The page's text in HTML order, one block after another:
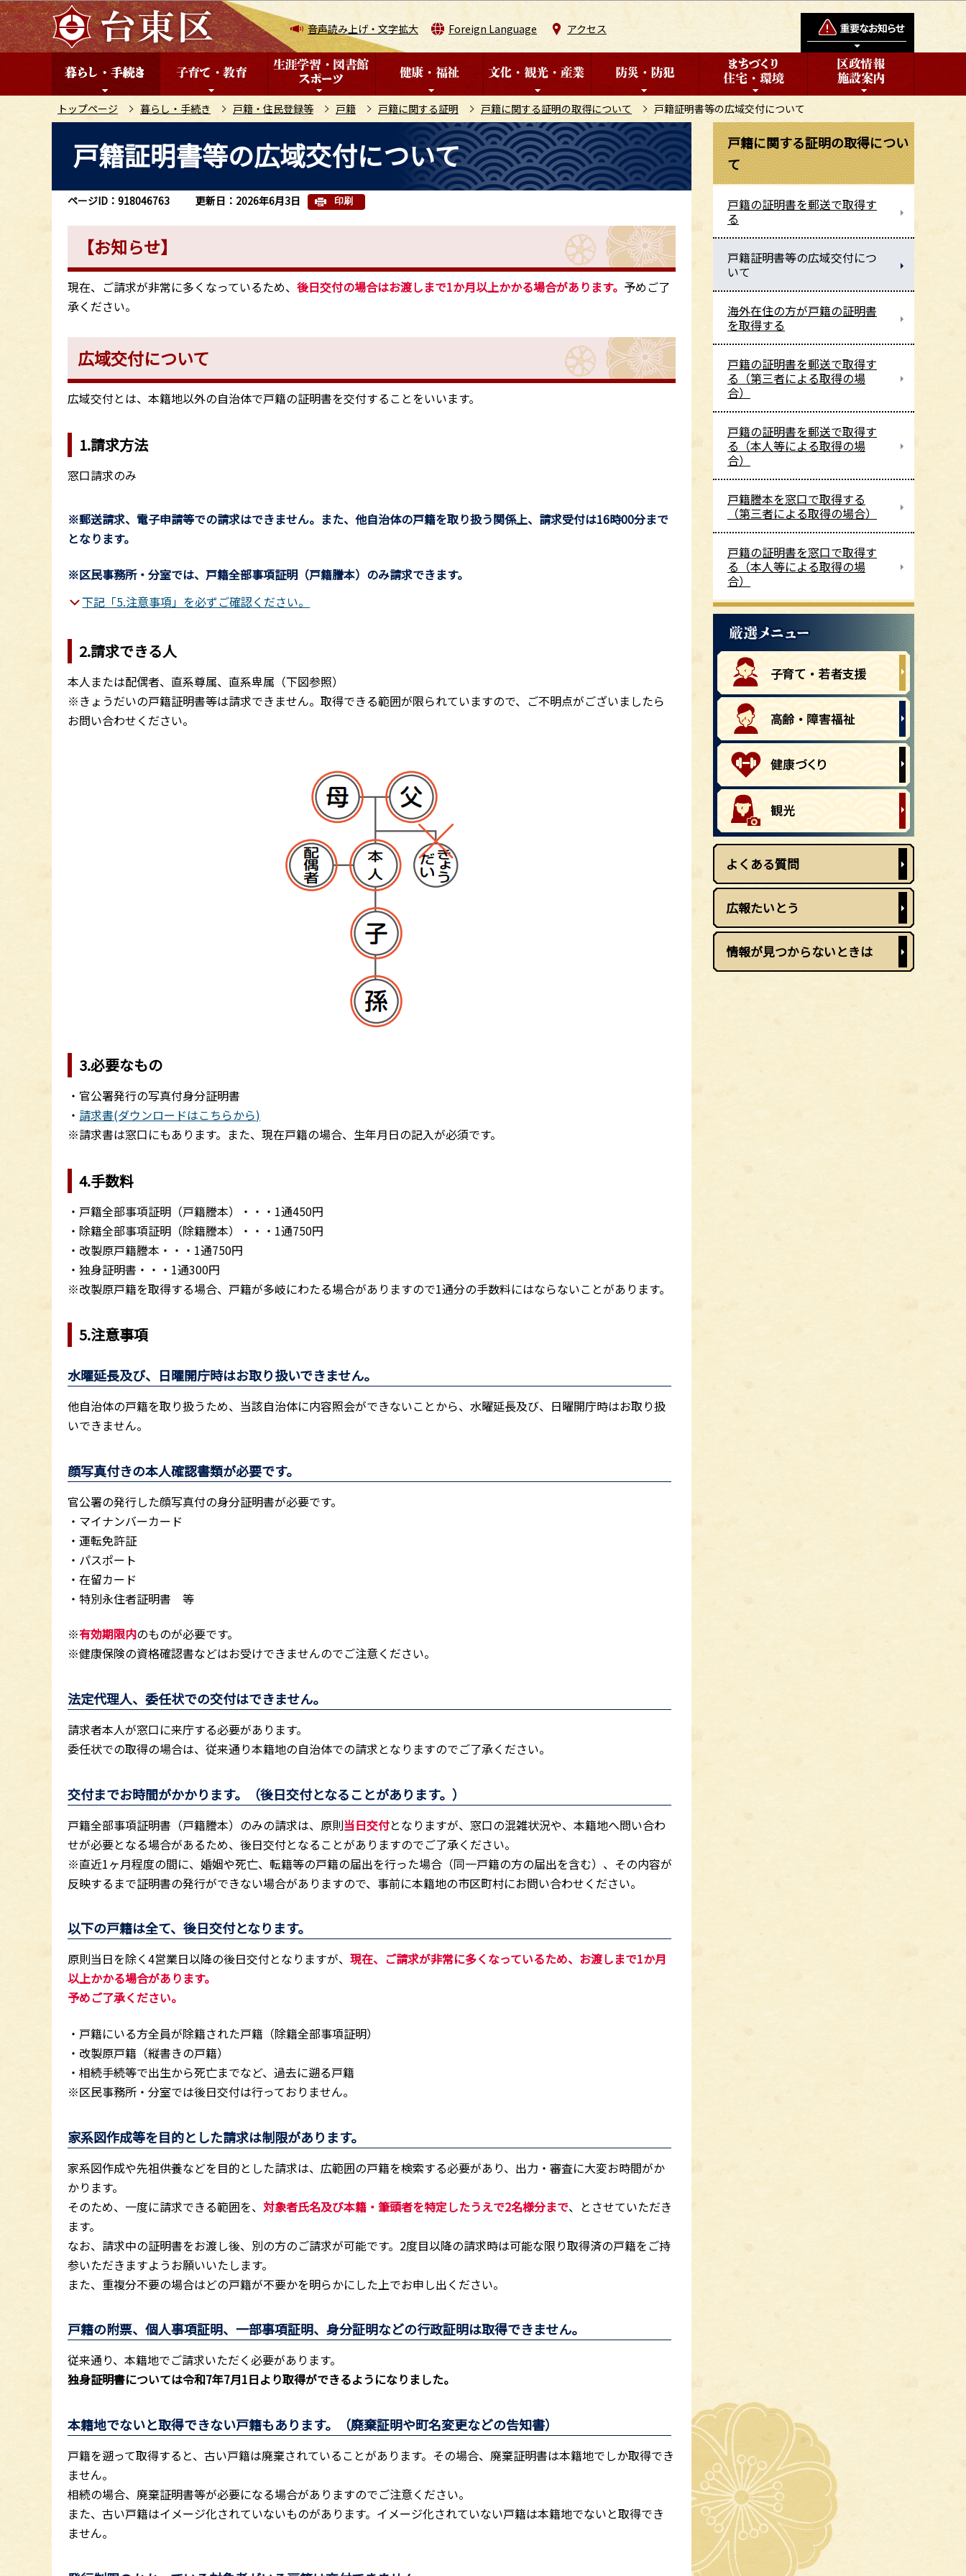
こ
の
ペ
音声読み上げ・文字拡大 Foreign Language アクセス
トップページ 暮らし・手続き 戸籍・住民登録等 戸籍 戸籍に関する証明 戸籍に関する証明の取得について 戸籍証明書等の広域交付について
こ
戸籍証明書等の広域交付について
ページID：918046763 更新日：2026年6月3日 印刷
【お知らせ】
現在、ご請求が非常に多くなっているため、後日交付の場合はお渡しまで1か月以上かかる場合があります。 予めご了
承ください。
広域交付について
広域交付とは、本籍地以外の自治体で戸籍の証明書を交付することをいいます。
1.請求方法
窓口請求のみ
※郵送請求、電子申請等での請求はできません。また、他自治体の戸籍を取り扱う関係上、請求受付は16時00分まで
となります。
※区民事務所・分室では、戸籍全部事項証明（戸籍謄本）のみ請求できます。
下記「5.注意事項」を必ずご確認ください。
2.請求できる人
本人または配偶者、直系尊属、直系卑属（下図参照）
※きょうだいの戸籍証明書等は請求できません。取得できる範囲が限られていますので、ご不明点がございましたら
お問い合わせください。
3.必要なもの
・官公署発行の写真付身分証明書
・ 請求書(ダウンロードはこちらから)
※請求書は窓口にもあります。また、現在戸籍の場合、生年月日の記入が必須です。
4.手数料
・戸籍全部事項証明（戸籍謄本）・・・1通450円
・除籍全部事項証明（除籍謄本）・・・1通750円
・改製原戸籍謄本・・・1通750円
・独身証明書・・・1通300円
※改製原戸籍を取得する場合、戸籍が多岐にわたる場合がありますので1通分の手数料にはならないことがあります。
5.注意事項
水曜延長及び、日曜開庁時はお取り扱いできません。
他自治体の戸籍を取り扱うため、当該自治体に内容照会ができないことから、水曜延長及び、日曜開庁時はお取り扱
いできません。
顔写真付きの本人確認書類が必要です。
官公署の発行した顔写真付の身分証明書が必要です。
・マイナンバーカード
・運転免許証
・パスポート
・在留カード
・特別永住者証明書 等
※有効期限内のものが必要です。
※健康保険の資格確認書などはお受けできませんのでご注意ください。
法定代理人、委任状での交付はできません。
請求者本人が窓口に来庁する必要があります。
委任状での取得の場合は、従来通り本籍地の自治体での請求となりますのでご了承ください。
交付までお時間がかかります。（後日交付となることがあります。）
戸籍全部事項証明書（戸籍謄本）のみの請求は、原則当日交付となりますが、窓口の混雑状況や、本籍地へ問い合わ
せが必要となる場合があるため、後日交付となることがありますのでご了承ください。
※直近1ヶ月程度の間に、婚姻や死亡、転籍等の戸籍の届出を行った場合（同一戸籍の方の届出を含む）、その内容が
反映するまで証明書の発行ができない場合がありますので、事前に本籍地の市区町村にお問い合わせください。
以下の戸籍は全て、後日交付となります。
原則当日を除く4営業日以降の後日交付となりますが、現在、ご請求が非常に多くなっているため、お渡しまで1か月
以上かかる場合があります。
予めご了承ください。
・戸籍にいる方全員が除籍された戸籍（除籍全部事項証明）
・改製原戸籍（縦書きの戸籍）
・相続手続等で出生から死亡までなど、過去に遡る戸籍
※区民事務所・分室では後日交付は行っておりません。
家系図作成等を目的とした請求は制限があります。
家系図作成や先祖供養などを目的とした請求は、広範囲の戸籍を検索する必要があり、出力・審査に大変お時間がか
かります。
そのため、一度に請求できる範囲を、対象者氏名及び本籍・筆頭者を特定したうえで2名様分まで、とさせていただき
ます。
なお、請求中の証明書をお渡し後、別の方のご請求が可能です。2度目以降の請求時は可能な限り取得済の戸籍をご持
参いただきますようお願いいたします。
また、重複分不要の場合はどの戸籍が不要かを明らかにした上でお申し出ください。
戸籍の附票、個人事項証明、一部事項証明、身分証明などの行政証明は取得できません。
従来通り、本籍地でご請求いただく必要があります。
独身証明書については令和7年7月1日より取得ができるようになりました。
本籍地でないと取得できない戸籍もあります。（廃棄証明や町名変更などの告知書）
戸籍を遡って取得すると、古い戸籍は廃棄されていることがあります。その場合、廃棄証明書は本籍地でしか取得でき
ません。
相続の場合、廃棄証明書等が必要になる場合がありますのでご注意ください。
また、古い戸籍はイメージ化されていないものがあります。イメージ化されていない戸籍は本籍地でないと取得でき
ません。
戸籍に関する証明の取得につい
て
戸籍の証明書を郵送で取得す
る
戸籍証明書等の広域交付につ
いて
海外在住の方が戸籍の証明書
を取得する
戸籍の証明書を郵送で取得す
る（第三者による取得の場
合）
戸籍の証明書を郵送で取得す
る（本人等による取得の場
合）
戸籍謄本を窓口で取得する
（第三者による取得の場合）
戸籍の証明書を窓口で取得す
る（本人等による取得の場
合）
よくある質問
広報たいとう
情報が見つからないときは